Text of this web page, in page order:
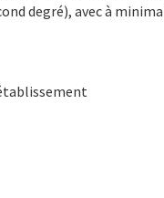
degré), avec à